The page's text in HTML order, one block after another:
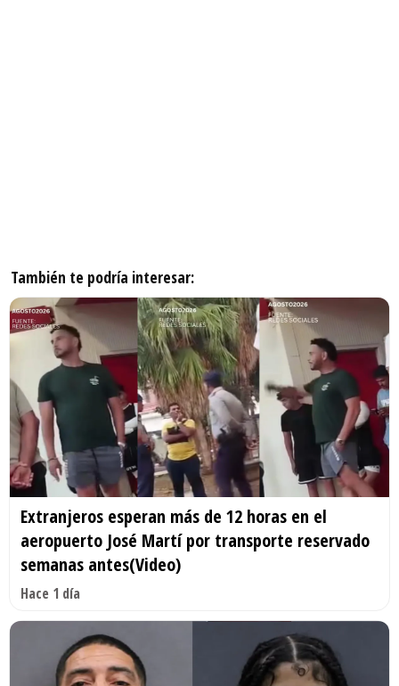
También te podría interesar:
Extranjeros esperan más de 12 horas en el
aeropuerto José Martí por transporte reservado
semanas antes(Video)
Hace 1 día